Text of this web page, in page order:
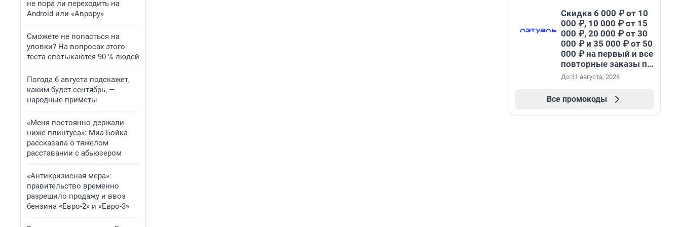
не пора ли переходить на
Android или «Аврору»
Сможете не попасться на
уловки? На вопросах этого
теста спотыкаются 90 % людей
Погода 6 августа подскажет,
каким будет сентябрь, —
народные приметы
«Меня постоянно держали
ниже плинтуса»: Миа Бойка
рассказала о тяжелом
расставании с абьюзером
«Антикризисная мера»:
правительство временно
разрешило продажу и ввоз
бензина «Евро-2» и «Евро-3»
Скидка 6 000 ₽ от 10
000 ₽, 10 000 ₽ от 15
000 ₽, 20 000 ₽ от 30
000 ₽ и 35 000 ₽ от 50
000 ₽ на первый и все
повторные заказы по
промокоду НАБЕРИ
До 31 августа, 2026
Все промокоды